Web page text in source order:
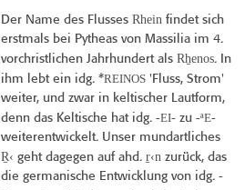
Der Name des Flusses Rheinfindet sich
erstmals bei Pytheas von Massilia im 4.
vorchristlichen Jahrhundert als Rh̠enos. In
ihm lebt ein idg. *REINOS'Fluss, Strom'
weiter, und zwar in keltischer Lautform,
denn das Keltische hat idg. -EI- zu -ªE-
weiterentwickelt. Unser mundartliches
R̠‹ geht dagegen auf ahd. r̠‹nzurück, das
die germanische Entwicklung von idg. -